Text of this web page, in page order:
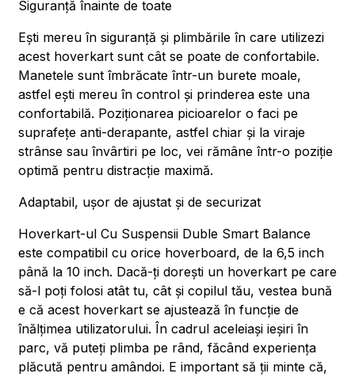
Siguranță înainte de toate
Ești mereu în siguranță și plimbările în care utilizezi
acest hoverkart sunt cât se poate de confortabile.
Manetele sunt îmbrăcate într-un burete moale,
astfel ești mereu în control și prinderea este una
confortabilă. Poziționarea picioarelor o faci pe
suprafețe anti-derapante, astfel chiar și la viraje
strânse sau învârtiri pe loc, vei rămâne într-o poziție
optimă pentru distracție maximă.
Adaptabil, ușor de ajustat și de securizat
Hoverkart-ul Cu Suspensii Duble Smart Balance
este compatibil cu orice hoverboard, de la 6,5 inch
până la 10 inch. Dacă-ți dorești un hoverkart pe care
să-l poți folosi atât tu, cât și copilul tău, vestea bună
e că acest hoverkart se ajustează în funcție de
înălțimea utilizatorului. În cadrul aceleiași ieșiri în
parc, vă puteți plimba pe rând, făcând experiența
plăcută pentru amândoi. E important să ții minte că,